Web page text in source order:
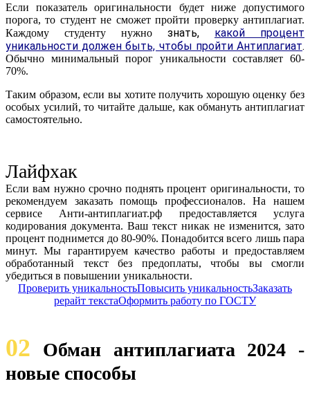
Если показатель оригинальности будет ниже допустимого
порога, то студент не сможет пройти проверку антиплагиат.
Каждому студенту нужно знать, какой процент
уникальности должен быть, чтобы пройти Антиплагиат.
Обычно минимальный порог уникальности составляет 60-
70%.
Таким образом, если вы хотите получить хорошую оценку без
особых усилий, то читайте дальше, как обмануть антиплагиат
самостоятельно.
Лайфхак
Если вам нужно срочно поднять процент оригинальности, то
рекомендуем заказать помощь профессионалов. На нашем
сервисе Анти-антиплагиат.рф предоставляется услуга
кодирования документа. Ваш текст никак не изменится, зато
процент поднимется до 80-90%. Понадобится всего лишь пара
минут. Мы гарантируем качество работы и предоставляем
обработанный текст без предоплаты, чтобы вы смогли
убедиться в повышении уникальности.
Проверить уникальностьПовысить уникальностьЗаказать
рерайт текстаОформить работу по ГОСТУ
02 Обман антиплагиата 2024 -
новые способы